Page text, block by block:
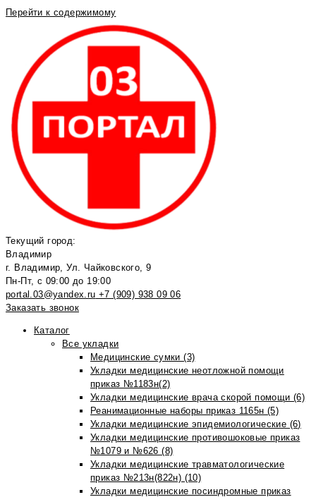
Перейти к содержимому
Текущий город:
Владимир
г. Владимир, Ул. Чайковского, 9
Пн-Пт, с 09:00 до 19:00
portal.03@yandex.ru +7 (909) 938 09 06
Заказать звонок
Каталог
Все укладки
Медицинские сумки (3)
Укладки медицинские неотложной помощи
приказ №1183н(2)
Укладки медицинские врача скорой помощи (6)
Реанимационные наборы приказ 1165н (5)
Укладки медицинские эпидемиологические (6)
Укладки медицинские противошоковые приказ
№1079 и №626 (8)
Укладки медицинские травматологические
приказ №213н(822н) (10)
Укладки медицинские посиндромные приказ